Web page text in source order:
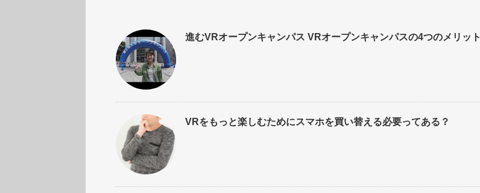
進むVRオープンキャンパス VRオープンキャンパスの4つのメリット
VRをもっと楽しむためにスマホを買い替える必要ってある？